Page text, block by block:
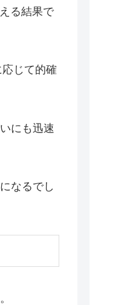
る結果で
じて的確
にも迅速
なるでし